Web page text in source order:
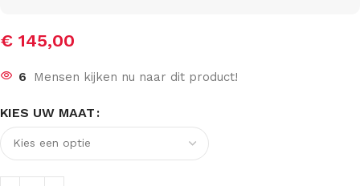
€ 145,00
6 Mensen kijken nu naar dit product!
KIES UW MAAT